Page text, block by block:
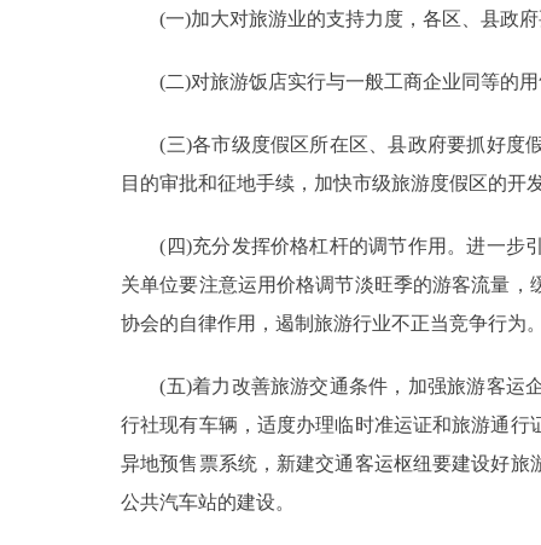
(一)加大对旅游业的支持力度，各区、县政府
(二)对旅游饭店实行与一般工商企业同等的用
(三)各市级度假区所在区、县政府要抓好度假
目的审批和征地手续，加快市级旅游度假区的开
(四)充分发挥价格杠杆的调节作用。进一步引
关单位要注意运用价格调节淡旺季的游客流量
协会的自律作用，遏制旅游行业不正当竞争行为
(五)着力改善旅游交通条件，加强旅游客运企
行社现有车辆，适度办理临时准运证和旅游通
异地预售票系统，新建交通客运枢纽要建设好
公共汽车站的建设。